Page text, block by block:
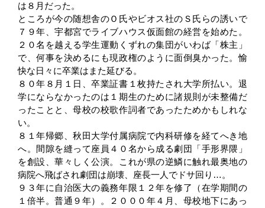
は８月だった。
ところが今の随想舎のＯ氏やビオス社のＳ氏らの誘いで
７９年、宇都宮でライブハウス仮面館の経営を始めた。
２０名を越える学生運動くずれの集団がいわば「株主」
で、何事を決めるにも現政権のように面倒臭かった。愉
快な日々に卒業はまた延びる。
８０年８月１日、卒業証書１枚持たされ大学所払い。退
学にならなかったのは１期生のために諸規則が未整備だ
ったことと、母校の校歌作詞者であったためかもしれな
い。
８１年帰郷、秋田大学付属病院で内科研修を経てへき地
へ。間隙を縫って座員４０名から成る劇団「手形界隈」
を創設、華々しく公演。これが県の逆鱗に触れ最奥地の
病院へ飛ばされ劇団は崩壊、座長一人でドサ回り…。
９３年に自治医大の義務年限１２年を修了（在学期間の
１倍半。普通９年）。２０００年４月、母校地下にあっ